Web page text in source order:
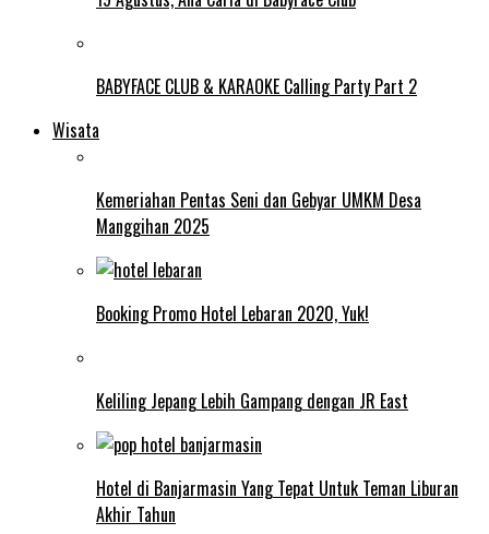
BABYFACE CLUB & KARAOKE Calling Party Part 2
Wisata
Kemeriahan Pentas Seni dan Gebyar UMKM Desa
Manggihan 2025
Booking Promo Hotel Lebaran 2020, Yuk!
Keliling Jepang Lebih Gampang dengan JR East
Hotel di Banjarmasin Yang Tepat Untuk Teman Liburan
Akhir Tahun